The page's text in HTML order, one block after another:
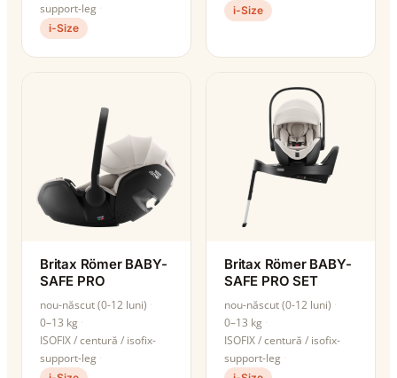
support-leg
i-Size
i-Size
Britax Römer BABY-
SAFE PRO
nou-născut (0-12 luni)
0–13 kg
ISOFIX / centură / isofix-
support-leg
Britax Römer BABY-
SAFE PRO SET
nou-născut (0-12 luni)
0–13 kg
ISOFIX / centură / isofix-
support-leg